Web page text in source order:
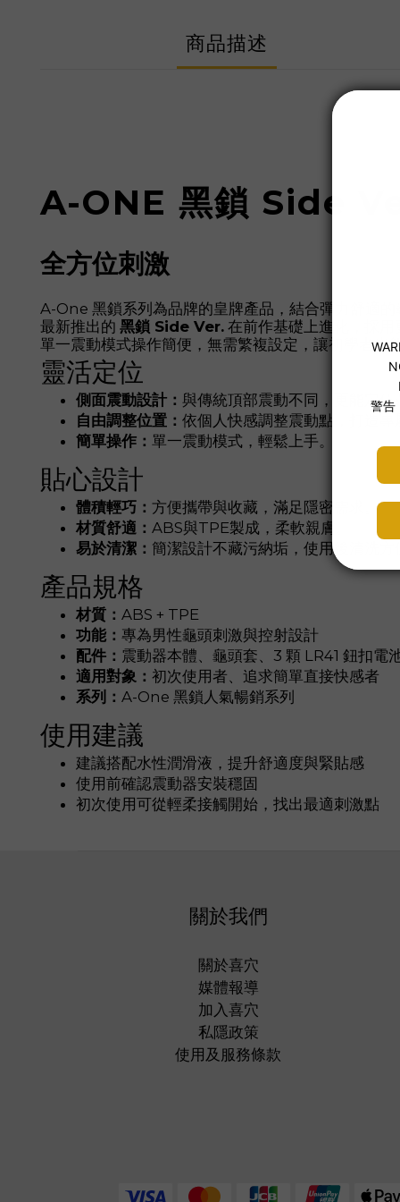
商品描述
A-ONE 黑鎖 Side
全方位刺激
A-One 黑鎖系列為品牌的皇牌產品，結合彈力舒適
最新推出的 黑鎖 Side Ver. 在前作基礎上進化，採
單一震動模式操作簡便，無需繁複設定，讓初學者也
靈活定位
側面震動設計： 與傳統頂部震動不同，更能定
自由調整位置： 依個人快感調整震動點，打造專
簡單操作： 單一震動模式，輕鬆上手。
貼心設計
體積輕巧： 方便攜帶與收藏，滿足隱密需求。
材質舒適： ABS與TPE製成，柔軟親膚。
易於清潔： 簡潔設計不藏污納垢，使用後清洗方
產品規格
材質： ABS + TPE
功能： 專為男性龜頭刺激與控射設計
配件： 震動器本體、龜頭套、3 顆 LR41 鈕扣電
適用對象： 初次使用者、追求簡單直接快感者
系列： A-One 黑鎖人氣暢銷系列
使用建議
建議搭配水性潤滑液，提升舒適度與緊貼感
使用前確認震動器安裝穩固
初次使用可從輕柔接觸開始，找出最適刺激點
關於我們
關於喜穴
媒體報導
加入喜穴
私隱政策
使用及服務條款